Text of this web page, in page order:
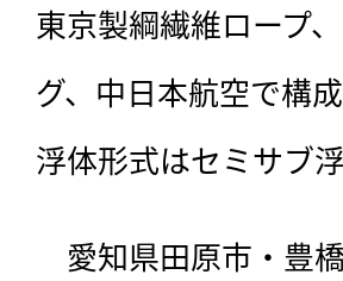
東京製綱繊維ロープ
グ、中日本航空で構
浮体形式はセミサブ浮
愛知県田原市・豊